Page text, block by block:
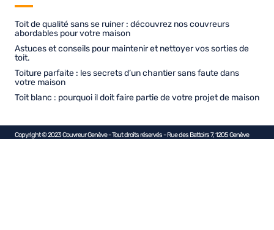
Toit de qualité sans se ruiner : découvrez nos couvreurs
abordables pour votre maison
Astuces et conseils pour maintenir et nettoyer vos sorties de
toit.
Toiture parfaite : les secrets d’un chantier sans faute dans
votre maison
Toit blanc : pourquoi il doit faire partie de votre projet de maison
Copyright © 2023 Couvreur Genève - Tout droits réservés - Rue des Battoirs 7, 1205 Genève